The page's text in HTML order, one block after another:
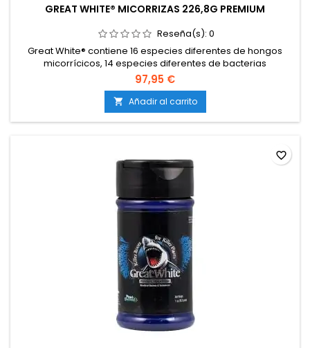
GREAT WHITE® MICORRIZAS 226,8G PREMIUM
Reseña(s): 0
Great White® contiene 16 especies diferentes de hongos
micorrícicos, 14 especies diferentes de bacterias
beneficiosas y 2 especies de trichoderma, todo en un solo
producto, ayudando a la colonización óptima de los
sistemas de raíces por parte de los hongos.
97,95 €
 Añadir al carrito
favorite_border